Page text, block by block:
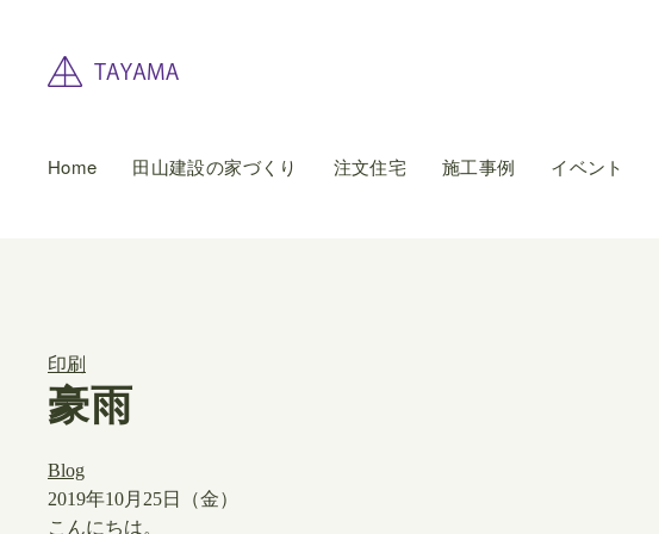
Home 田山建設の家づくり 注文住宅 施工事例 イベント
印刷
豪雨
Blog
2019年10月25日（金）
​こんにちは。